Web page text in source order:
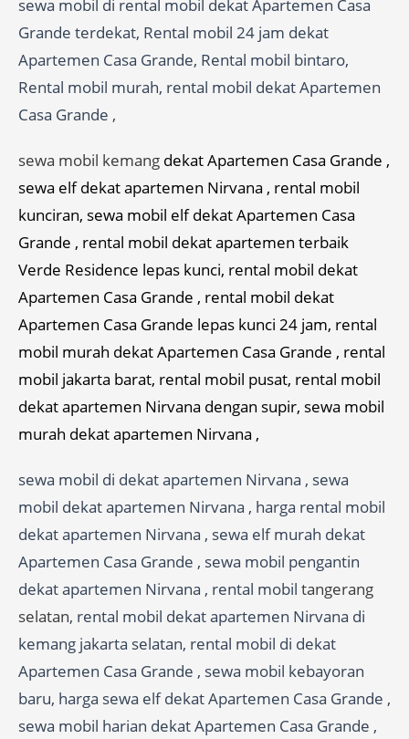
sewa mobil di rental mobil dekat Apartemen Casa
Grande terdekat, Rental mobil 24 jam dekat
Apartemen Casa Grande, Rental mobil bintaro,
Rental mobil murah, rental mobil dekat Apartemen
Casa Grande ,
sewa mobil kemang dekat Apartemen Casa Grande ,
sewa elf dekat apartemen Nirvana , rental mobil
kunciran, sewa mobil elf dekat Apartemen Casa
Grande , rental mobil dekat apartemen terbaik
Verde Residence lepas kunci, rental mobil dekat
Apartemen Casa Grande , rental mobil dekat
Apartemen Casa Grande lepas kunci 24 jam, rental
mobil murah dekat Apartemen Casa Grande , rental
mobil jakarta barat, rental mobil pusat, rental mobil
dekat apartemen Nirvana dengan supir, sewa mobil
murah dekat apartemen Nirvana ,
sewa mobil di dekat apartemen Nirvana , sewa
mobil dekat apartemen Nirvana , harga rental mobil
dekat apartemen Nirvana , sewa elf murah dekat
Apartemen Casa Grande , sewa mobil pengantin
dekat apartemen Nirvana , rental mobil tangerang
selatan, rental mobil dekat apartemen Nirvana di
kemang jakarta selatan, rental mobil di dekat
Apartemen Casa Grande , sewa mobil kebayoran
baru, harga sewa elf dekat Apartemen Casa Grande ,
sewa mobil harian dekat Apartemen Casa Grande ,